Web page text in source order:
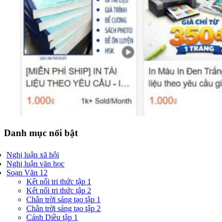
Danh mục nổi bật
Nghị luận xã hội
Nghị luận văn học
Soạn Văn 12
Kết nối tri thức tập 1
Kết nối tri thức tập 2
Chân trời sáng tạo tập 1
Chân trời sáng tạo tập 2
Cánh Diều tập 1